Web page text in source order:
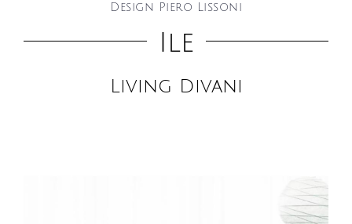
Design Piero Lissoni
Ile
Living Divani